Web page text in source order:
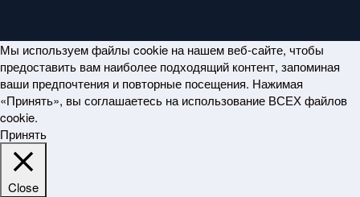
Мы используем файлы cookie на нашем веб-сайте, чтобы
предоставить вам наиболее подходящий контент, запоминая
ваши предпочтения и повторные посещения. Нажимая
«Принять», вы соглашаетесь на использование ВСЕХ файлов
cookie.
Принять
Close